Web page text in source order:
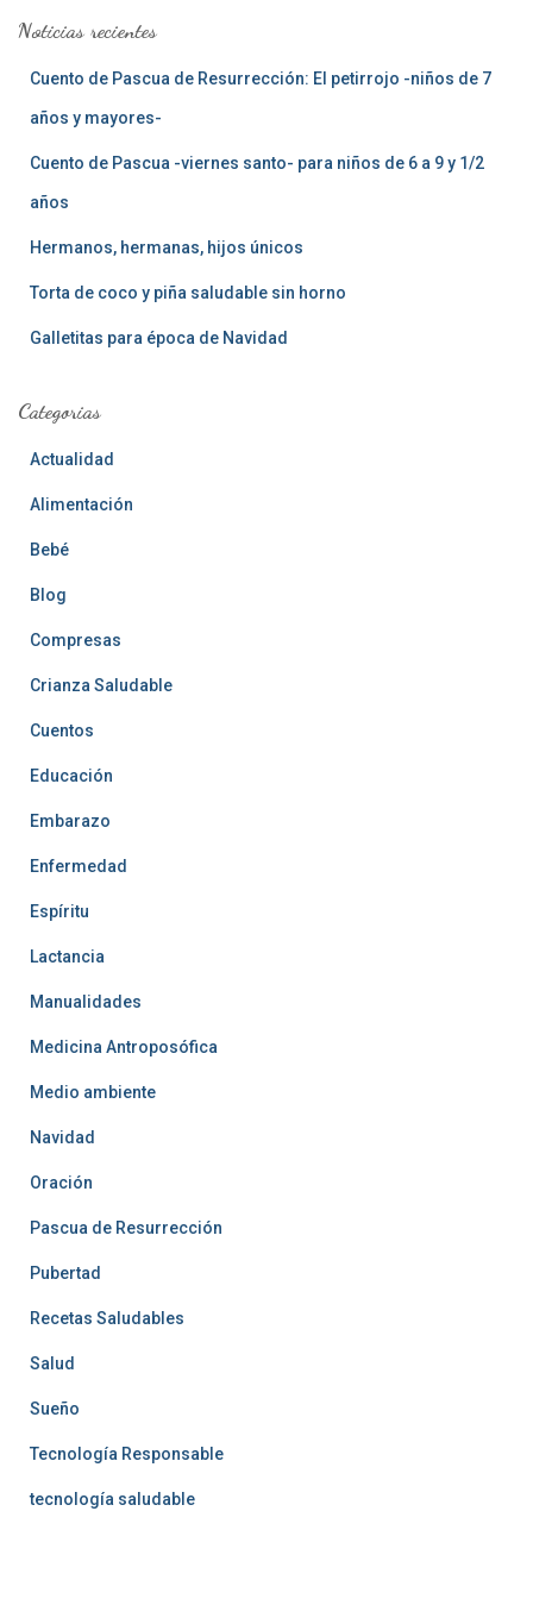
rNoticias recientes
Cuento de Pascua de Resurrección: El petirrojo -niños de 7
años y mayores-
Cuento de Pascua -viernes santo- para niños de 6 a 9 y 1/2
años
Hermanos, hermanas, hijos únicos
Torta de coco y piña saludable sin horno
Galletitas para época de Navidad
Categorias
Actualidad
Alimentación
Bebé
Blog
Compresas
Crianza Saludable
Cuentos
Educación
Embarazo
Enfermedad
Espíritu
Lactancia
Manualidades
Medicina Antroposófica
Medio ambiente
Navidad
Oración
Pascua de Resurrección
Pubertad
Recetas Saludables
Salud
Sueño
Tecnología Responsable
tecnología saludable